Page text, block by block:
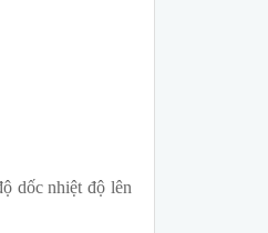
dốc nhiệt độ lên